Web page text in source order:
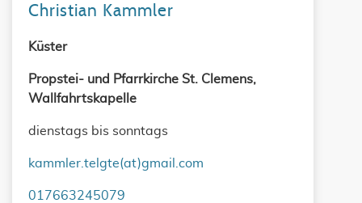
Christian Kammler
Küster
Propstei- und Pfarrkirche St. Clemens,
Wallfahrtskapelle
dienstags bis sonntags
kammler.telgte(at)gmail.com
017663245079